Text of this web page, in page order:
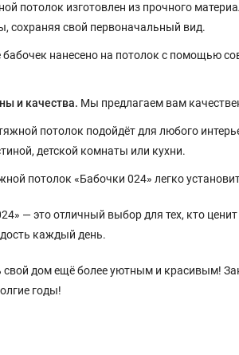
потолок изготовлен из прочного
сохраняя свой первоначальный вид.
нанесено на потолок с помощью
и качества. Мы предлагаем вам
потолок подойдёт для любого
детской комнаты или кухни.
потолок «Бабочки 024» легко
— это отличный выбор для тех, кто
каждый день.
свой дом ещё более уютным и красивым!
годы!